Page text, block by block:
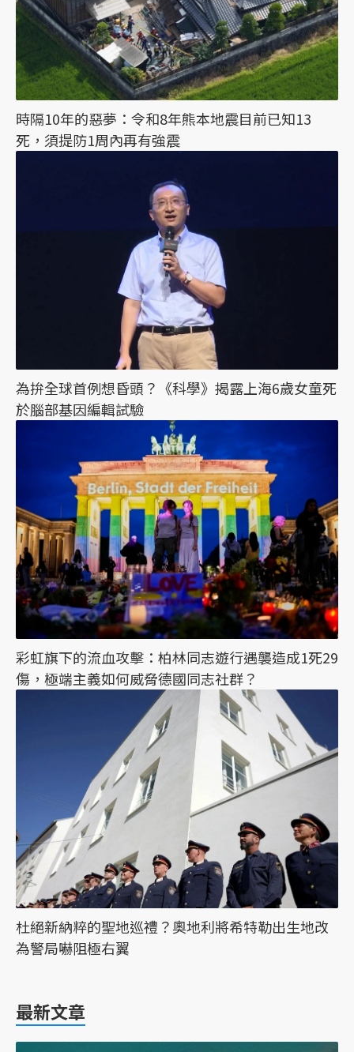
時隔10年的惡夢：令和8年熊本地震目前已知13
死，須提防1周內再有強震
為拚全球首例想昏頭？《科學》揭露上海6歲女童死
於腦部基因編輯試驗
彩虹旗下的流血攻擊：柏林同志遊行遇襲造成1死29
傷，極端主義如何威脅德國同志社群？
杜絕新納粹的聖地巡禮？奧地利將希特勒出生地改
為警局嚇阻極右翼
最新文章